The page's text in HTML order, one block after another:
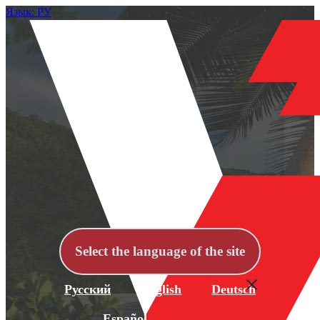
Язык: РУ
Select the language of the site
Русский English Deutsch